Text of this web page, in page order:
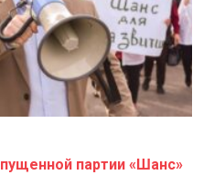
партии «Шанс»